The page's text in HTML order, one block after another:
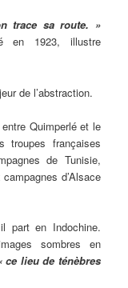
trace sa route. »
en 1923, illustre
de l’abstraction.
Quimperlé et le
troupes françaises
de Tunisie,
d’Alsace
part en Indochine.
sombres en
ce lieu de ténèbres